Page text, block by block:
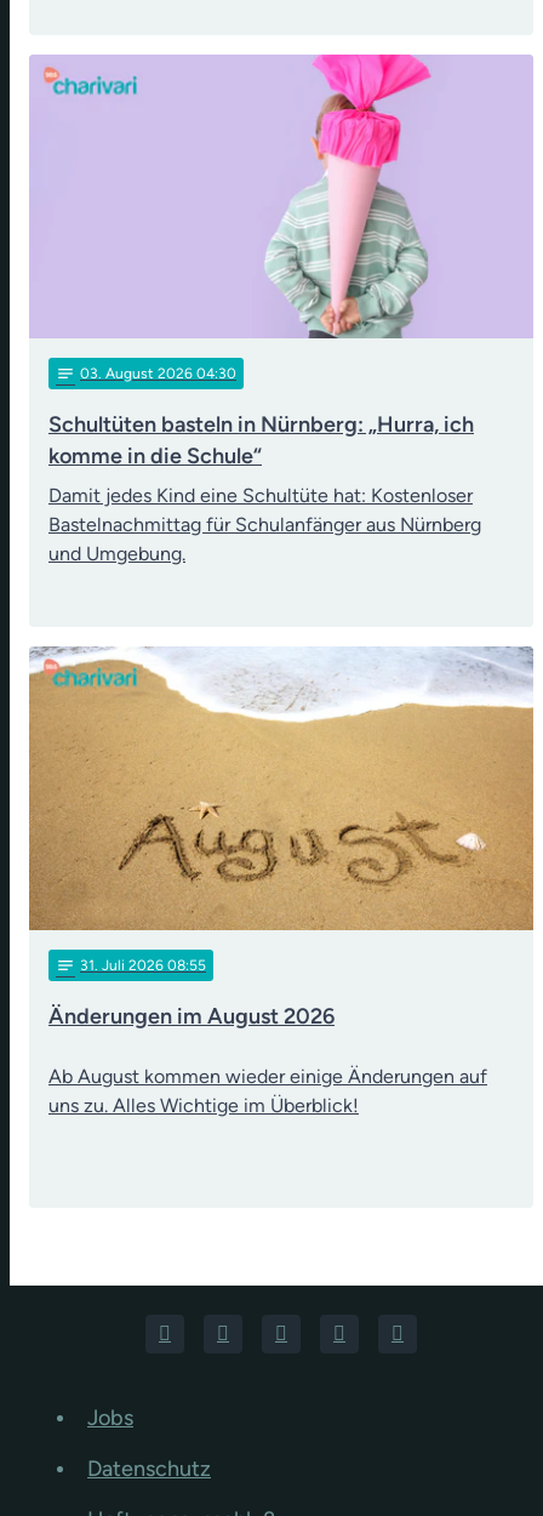
notes 03. August 2026 04:30
Schultüten basteln in Nürnberg: „Hurra, ich
komme in die Schule“
Damit jedes Kind eine Schultüte hat: Kostenloser
Bastelnachmittag für Schulanfänger aus Nürnberg
und Umgebung.
notes 31. Juli 2026 08:55
Änderungen im August 2026
Ab August kommen wieder einige Änderungen auf
uns zu. Alles Wichtige im Überblick!
Jobs
Datenschutz